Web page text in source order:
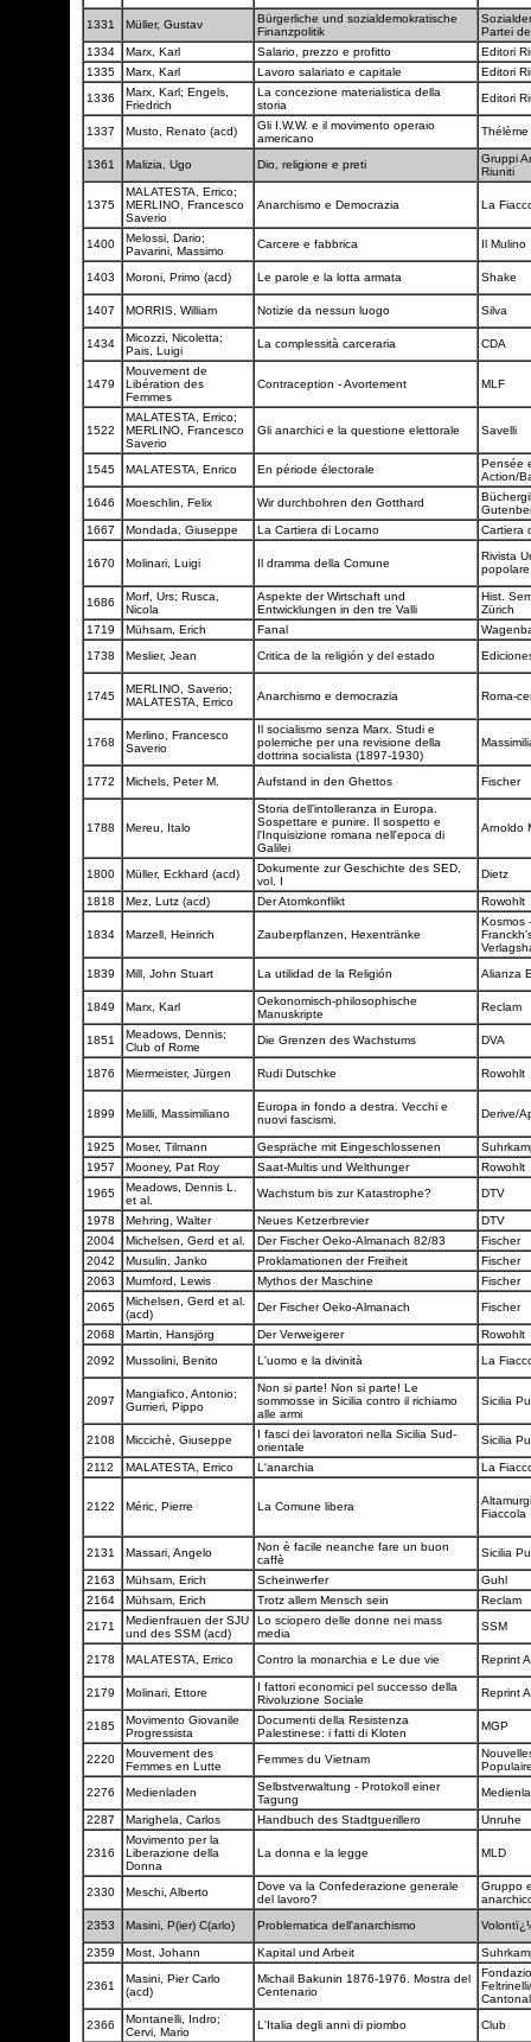
1331 Müller, Gustav
Bürgerliche und sozialdemokratische
Finanzpolitik
Partei
1334
Marx, Karl Salario, prezzo e profitto
Editori
1335
Marx, Karl Lavoro salariato e capitale
Editori
1336
Marx, Karl; Engels,
Friedrich
La concezione materialistica della
storia
Editori
1337 Musto, Renato (acd)
Gli I.W.W. e il movimento operaio
americano
Thélème
1361 Malizia, Ugo Dio, religione e preti
Gruppi
Riuniti
1375
MALATESTA, Errico;
MERLINO, Francesco
Saverio
Anarchismo e Democrazia La
1400
Melossi, Dario;
Pavarini, Massimo
Carcere e fabbrica Il Mulino
1403 Moroni, Primo (acd) Le parole e la lotta armata Shake
1407 MORRIS, William Notizie da nessun luogo Silva
1434
Micozzi, Nicoletta;
Pais, Luigi
La complessità carceraria CDA
1479
Mouvement de
Libération des
Femmes
Contraception - Avortement MLF
1522
MALATESTA, Errico;
MERLINO, Francesco
Saverio
Gli anarchici e la questione elettorale Savelli
1545 MALATESTA, Enrico En période électorale
Pensée
Action/
1646
Moeschlin, Felix Wir durchbohren den Gotthard
1667
Mondada, Giuseppe La Cartiera di Locarno Cartiera
1670 Molinari, Luigi Il dramma della Comune
Rivista
1686
Morf, Urs; Rusca,
Nicola
Aspekte der Wirtschaft und
Entwicklungen in den tre Valli
Hist.
Zürich
1719
Mühsam, Erich Fanal
1738
Meslier, Jean Critica de la religión y del estado
1745
MERLINO, Saverio;
MALATESTA, Errico
Anarchismo e democrazia Roma-
1768
Merlino, Francesco
Saverio
Il socialismo senza Marx. Studi e
polemiche per una revisione della
dottrina socialista (1897-1930)
1772 Michels, Peter M. Aufstand in den Ghettos Fischer
1788 Mereu, Italo
Storia dell'intolleranza in Europa.
Sospettare e punire. Il sospetto e
l'Inquisizione romana nell'epoca di
Galilei
Arnoldo
1800 Müller, Eckhard (acd)
Dokumente zur Geschichte des SED,
vol. I
Dietz
1818 Mez, Lutz (acd) Der Atomkonflikt Rowohlt
1834 Marzell, Heinrich Zauberpflanzen, Hexentränke
Kosmos -
1839
Mill, John Stuart La utilidad de la Religión Alianza
1849 Marx, Karl
Oekonomisch-philosophische
Manuskripte
Reclam
1851
Meadows, Dennis;
Club of Rome
Die Grenzen des Wachstums DVA
1876 Miermeister, Jürgen Rudi Dutschke Rowohlt
1899 Melilli, Massimiliano
Europa in fondo a destra. Vecchi e
nuovi fascismi.
Derive/
1925 Moser, Tilmann Gespräche mit Eingeschlossenen
1957
Mooney, Pat Roy Saat-Multis und Welthunger
Rowohlt
1965
Meadows, Dennis L.
et al.
Wachstum bis zur Katastrophe? DTV
1978 Mehring, Walter Neues Ketzerbrevier
DTV
2004
Michelsen, Gerd et al. Der Fischer Oeko-Almanach 82/83
Fischer
2042
Musulin, Janko Proklamationen der Freiheit
Fischer
2063
Mumford, Lewis Mythos der Maschine
Fischer
2065
Michelsen, Gerd et al.
(acd)
Der Fischer Oeko-Almanach Fischer
2068 Martin, Hansjörg Der Verweigerer
Rowohlt
2092
Mussolini, Benito L'uomo e la divinità La
2097
Mangiafico, Antonio;
Gurrieri, Pippo
Non si parte! Non si parte! Le
sommosse in Sicilia contro il richiamo
alle armi
Sicilia
2108 Miccichè, Giuseppe
I fasci dei lavoratori nella Sicilia Sud-
orientale
Sicilia
2112 MALATESTA, Errico L'anarchia La
2122 Méric, Pierre La Comune libera
Fiaccola
2131 Massari, Angelo
Non è facile neanche fare un buon
caffè
Sicilia
2163 Mühsam, Erich Scheinwerfer
Guhl
2164
Mühsam, Erich Trotz allem Mensch sein
Reclam
2171
Medienfrauen der SJU
und des SSM (acd)
Lo sciopero delle donne nei mass
media
SSM
2178 MALATESTA, Errico Contro la monarchia e Le due vie Reprint
2179 Molinari, Ettore
I fattori economici pel successo della
Rivoluzione Sociale
Reprint
2185
Movimento Giovanile
Progressista
Documenti della Resistenza
Palestinese: i fatti di Kloten
MGP
2220
Mouvement des
Femmes en Lutte
Femmes du Vietnam
2276
Medienladen
Selbstverwaltung - Protokoll einer
Tagung
2287 Marighela, Carlos Handbuch des Stadtguerillero Unruhe
2316
Movimento per la
Liberazione della
Donna
La donna e la legge MLD
2330 Meschi, Alberto
Dove va la Confederazione generale
del lavoro?
Gruppo
2353
Masini, P(ier) C(arlo) Problematica dell'anarchismo
2359 Most, Johann Kapital und Arbeit
2361
Masini, Pier Carlo
(acd)
Michail Bakunin 1876-1976. Mostra del
Centenario
2366
Montanelli, Indro;
Cervi, Mario
L'Italia degli anni di piombo Club